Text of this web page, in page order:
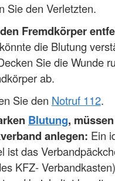
Sie den Verletzten.
Fremdkörper
die Blutung
Sie die Wunde
ab.
Sie den Notruf 112.
Blutung,
anlegen: Ein
ist das
KFZ-